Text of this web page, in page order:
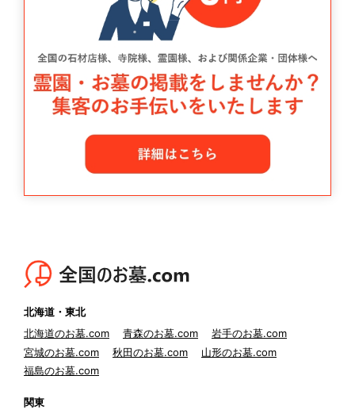
北海道・東北
北海道のお墓.com
青森のお墓.com
岩手のお墓.com
宮城のお墓.com
秋田のお墓.com
山形のお墓.com
福島のお墓.com
関東